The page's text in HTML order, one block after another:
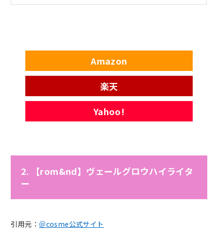
Amazon
楽天
Yahoo!
2. 【rom&nd】ヴェールグロウハイライタ
ー
引用元： ＠cosme公式サイト